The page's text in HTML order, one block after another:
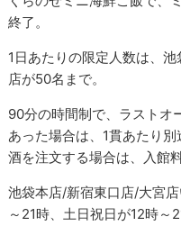
終了。
1日あたりの限定人数は、
店が50名まで。
90分の時間制で、ラストオ
あった場合は、1貫あたり
酒を注文する場合は、入館
池袋本店/新宿東口店/大宮
～21時、土日祝日が12時～